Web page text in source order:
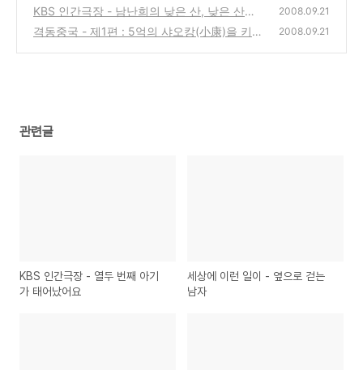
포
(0)
KBS 인간극장 - 남난희의 낮은 산, 낮은 산이
낫다의 저자의 산 이야기
(0)
2008.09.21
격동중국 - 제1편 : 5억의 샤오캉(小康)을 키워
2008.09.21
관련글
KBS 인간극장 - 열두 번째 아기
가 태어났어요
세상에 이런 일이 - 옆으로 걷는
남자